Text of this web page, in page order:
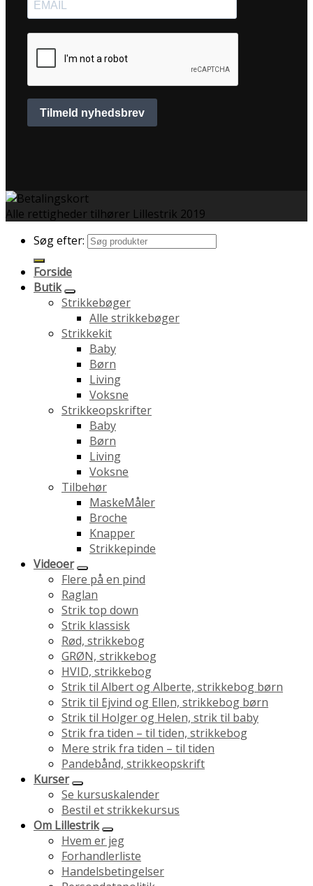
Alle rettigheder tilhører Lillestrik 2019
Søg efter:
Forside
Butik
Strikkebøger
Alle strikkebøger
Strikkekit
Baby
Børn
Living
Voksne
Strikkeopskrifter
Baby
Børn
Living
Voksne
Tilbehør
MaskeMåler
Broche
Knapper
Strikkepinde
Videoer
Flere på en pind
Raglan
Strik top down
Strik klassisk
Rød, strikkebog
GRØN, strikkebog
HVID, strikkebog
Strik til Albert og Alberte, strikkebog børn
Strik til Ejvind og Ellen, strikkebog børn
Strik til Holger og Helen, strik til baby
Strik fra tiden – til tiden, strikkebog
Mere strik fra tiden – til tiden
Pandebånd, strikkeopskrift
Kurser
Se kursuskalender
Bestil et strikkekursus
Om Lillestrik
Hvem er jeg
Forhandlerliste
Handelsbetingelser